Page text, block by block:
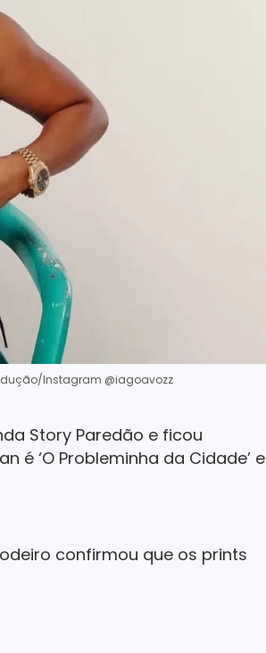
Instagram @iagoavozz
Story Paredão e ficou
é ‘O Probleminha da Cidade’ e
confirmou que os prints